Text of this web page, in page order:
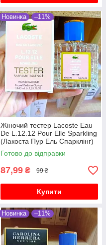
Новинка –11%
Жіночий тестер Lacoste Eau
De L.12.12 Pour Elle Sparkling
(Лакоста Пур Ель Спарклінг)
40 мл
Готово до відправки
87,99 ₴ 99 ₴
Купити
Новинка –11%